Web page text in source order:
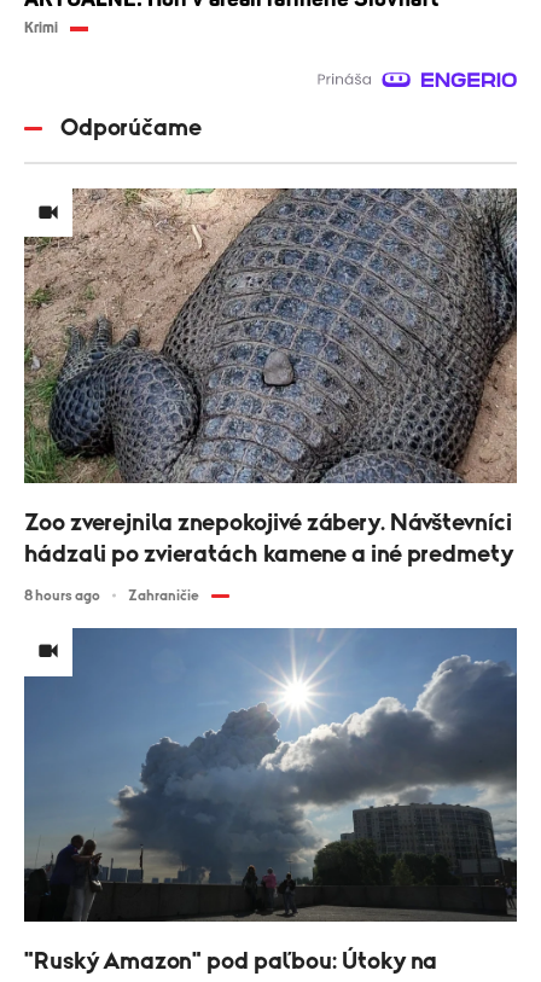
Krimi
Odporúčame
Zoo zverejnila znepokojivé zábery. Návštevníci
hádzali po zvieratách kamene a iné predmety
8 hours ago Zahraničie
"Ruský Amazon" pod paľbou: Útoky na